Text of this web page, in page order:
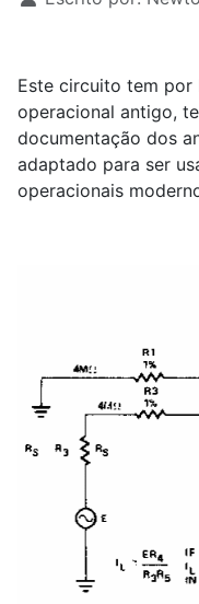
Este circuito tem
operacional antigo,
documentação dos
adaptado para ser
operacionais